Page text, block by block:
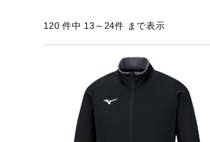
テニス／ソフトテニス
バドミントン
陸上競技
スニーカー商
120 件中 13～24件 まで表示